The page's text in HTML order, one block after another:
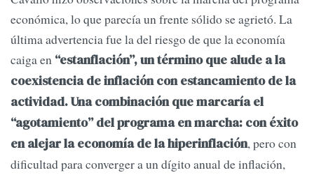
económica, lo que parecía un frente sólido se agrietó. La
última advertencia fue la del riesgo de que la economía
caiga en “estanflación”, un término que alude a la
coexistencia de inflación con estancamiento de la
actividad. Una combinación que marcaría el
“agotamiento” del programa en marcha: con éxito
en alejar la economía de la hiperinflación, pero con
dificultad para converger a un dígito anual de inflación,